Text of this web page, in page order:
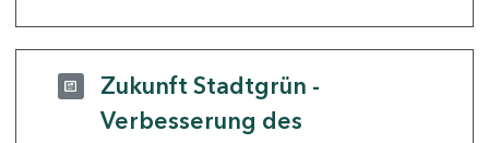
Zukunft Stadtgrün -
Verbesserung des